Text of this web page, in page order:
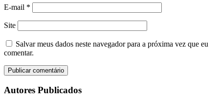
E-mail *
Site
Salvar meus dados neste navegador para a próxima vez que eu
comentar.
Autores Publicados